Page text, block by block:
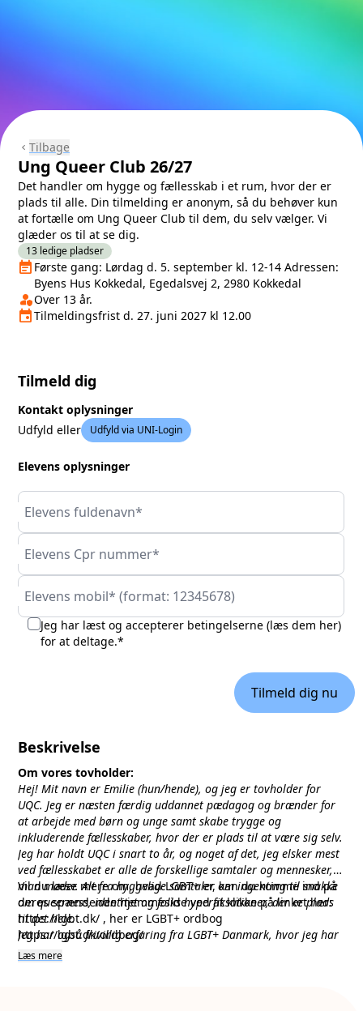
chevron_left Tilbage
Ung Queer Club 26/27
Det handler om hygge og fællesskab i et rum, hvor der er
plads til alle. Din tilmelding er anonym, så du behøver kun
at fortælle om Ung Queer Club til dem, du selv vælger. Vi
glæder os til at se dig.
13 ledige pladser
Næste lektion
event_note Første gang: Lørdag d. 5. september kl. 12-14 Adressen:
Byens Hus Kokkedal, Egedalsvej 2, 2980 Kokkedal
Klasse/Aldersbegrænsning
person_shieldOver 13 år.
Tilmeldingsfrist
eventTilmeldingsfrist d. 27. juni 2027 kl 12.00
Tilmeld dig
Kontakt oplysninger
Udfyld eller
Udfyld via UNI-Login
Elevens oplysninger
Elevens fuldenavn*
Elevens Cpr nummer*
Elevens mobil* (format: 12345678)
Jeg har læst og accepterer betingelserne (læs dem her)
for at deltage.*
Tilmeld dig nu
Beskrivelse
Om vores tovholder:
Hej! Mit navn er Emilie (hun/hende), og jeg er tovholder for
UQC. Jeg er næsten færdig uddannet pædagog og brænder for
at arbejde med børn og unge samt skabe trygge og
inkluderende fællesskaber, hvor der er plads til at være sig selv.
Jeg har holdt UQC i snart to år, og noget af det, jeg elsker mest
ved fællesskabet er alle de forskellige samtaler og mennesker,
man møder. Alt fra hyggelige samtaler om ingenting til snakke
om queerness, identitet og folks hyperfiksationer, der er plads
til det hele.
Jeg har også frivillig erfaring fra LGBT+ Danmark, hvor jeg har
været engageret i unge-tilbuddet AURA. Her har jeg været med
Vil du læse mere om, hvad LGBT+ er, kan du komme ind på
deres spændende hjemmeside ved at klikke på linket her:
https://lgbt.dk/ , her er LGBT+ ordbog
https://lgbt.dk/ordbog/
Læs mere